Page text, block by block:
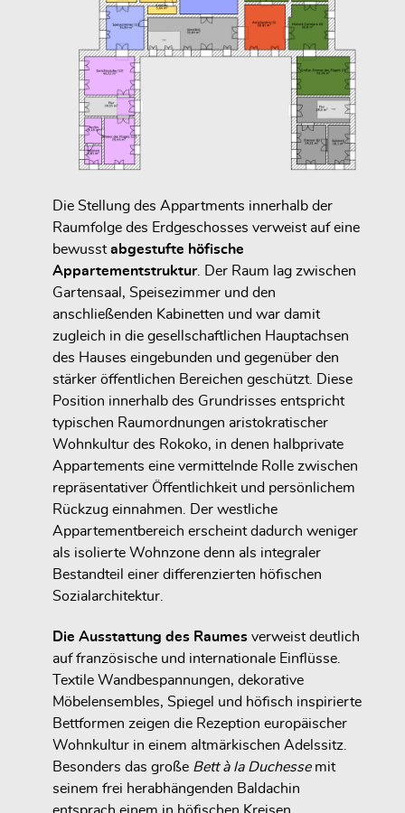
Die Stellung des Appartments innerhalb der
Raumfolge des Erdgeschosses verweist auf eine
bewusstabgestufte höfische
Appartementstruktur. Der Raum lag zwischen
Gartensaal, Speisezimmer und den
anschließenden Kabinetten und war damit
zugleich in die gesellschaftlichen Hauptachsen
des Hauses eingebunden und gegenüber den
stärker öffentlichen Bereichen geschützt. Diese
Position innerhalb des Grundrisses entspricht
typischen Raumordnungen aristokratischer
Wohnkultur des Rokoko, in denen halbprivate
Appartements eine vermittelnde Rolle zwischen
repräsentativer Öffentlichkeit und persönlichem
Rückzug einnahmen. Der westliche
Appartementbereich erscheint dadurch weniger
als isolierte Wohnzone denn als integraler
Bestandteil einer differenzierten höfischen
Sozialarchitektur.
Die Ausstattung des Raumes verweist deutlich
auf französische und internationale Einflüsse.
Textile Wandbespannungen, dekorative
Möbelensembles, Spiegel und höfisch inspirierte
Bettformen zeigen die Rezeption europäischer
Wohnkultur in einem altmärkischen Adelssitz.
Besonders das große Bett à la Duchessemit
seinem frei herabhängenden Baldachin
entsprach einem in höfischen Kreisen